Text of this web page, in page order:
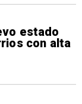
estado
con alta